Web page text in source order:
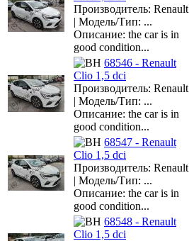
Производитель: Renault
| Модель/Тип: ...
Описание: the car is in
good condition...
68546 - Renault
Clio 1,5 dci
Производитель: Renault
| Модель/Тип: ...
Описание: the car is in
good condition...
68547 - Renault
Clio 1,5 dci
Производитель: Renault
| Модель/Тип: ...
Описание: the car is in
good condition...
68548 - Renault
Clio 1,5 dci